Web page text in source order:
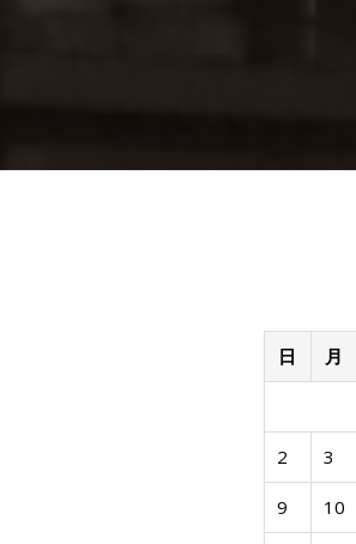
日
月
2 3
9 10